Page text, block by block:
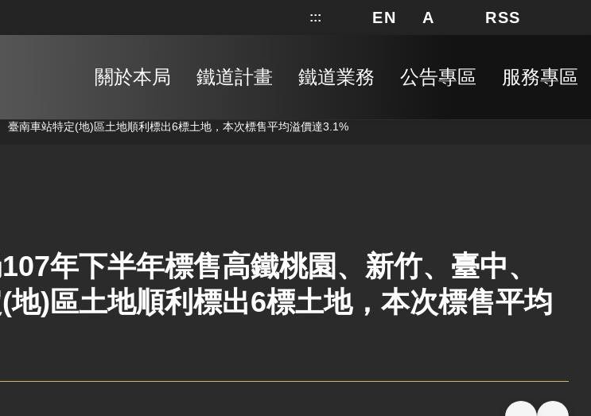
::: 網站地圖
EN A 局長信箱
RSS
關於本局 鐵道計畫 鐵道業務 公告專區 服務專區
南車站特定(地)區土地順利標出6標土地，本次標售平均溢價達3.1%
年下半年標售高鐵桃園、新竹、臺中、
地)區土地順利標出6標土地，本次標售平均